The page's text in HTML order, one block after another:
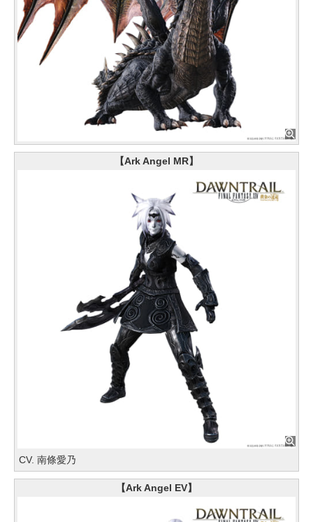
【Ark Angel MR】
CV. 南條愛乃
【Ark Angel EV】